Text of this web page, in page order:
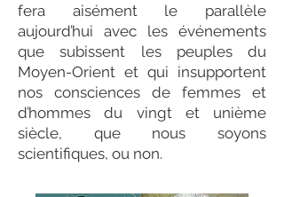
fera aisément le parallèle
aujourd’hui avec les événements
que subissent les peuples du
Moyen-Orient et qui insupportent
nos consciences de femmes et
d’hommes du vingt et unième
siècle, que nous soyons
scientifiques, ou non.